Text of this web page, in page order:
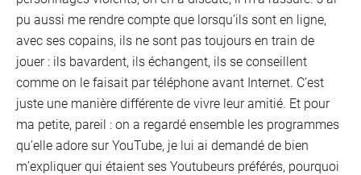
pu aussi me rendre compte que lorsqu’ils sont en ligne,
avec ses copains, ils ne sont pas toujours en train de
jouer : ils bavardent, ils échangent, ils se conseillent
comme on le faisait par téléphone avant Internet. C’est
juste une manière différente de vivre leur amitié. Et pour
ma petite, pareil : on a regardé ensemble les programmes
qu’elle adore sur YouTube, je lui ai demandé de bien
m’expliquer qui étaient ses Youtubeurs préférés, pourquoi